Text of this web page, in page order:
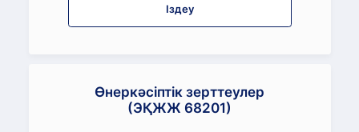
Іздеу
Өнеркәсіптік зерттеулер
(ЭҚЖЖ 68201)